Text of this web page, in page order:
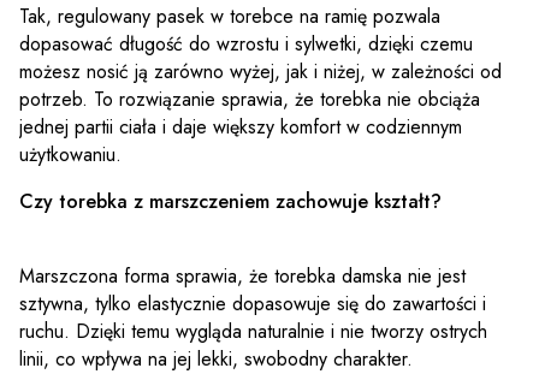
Tak, regulowany pasek w torebce na ramię pozwala
dopasować długość do wzrostu i sylwetki, dzięki czemu
możesz nosić ją zarówno wyżej, jak i niżej, w zależności od
potrzeb. To rozwiązanie sprawia, że torebka nie obciąża
jednej partii ciała i daje większy komfort w codziennym
użytkowaniu.
Czy torebka z marszczeniem zachowuje kształt?
Marszczona forma sprawia, że torebka damska nie jest
sztywna, tylko elastycznie dopasowuje się do zawartości i
ruchu. Dzięki temu wygląda naturalnie i nie tworzy ostrych
linii, co wpływa na jej lekki, swobodny charakter.